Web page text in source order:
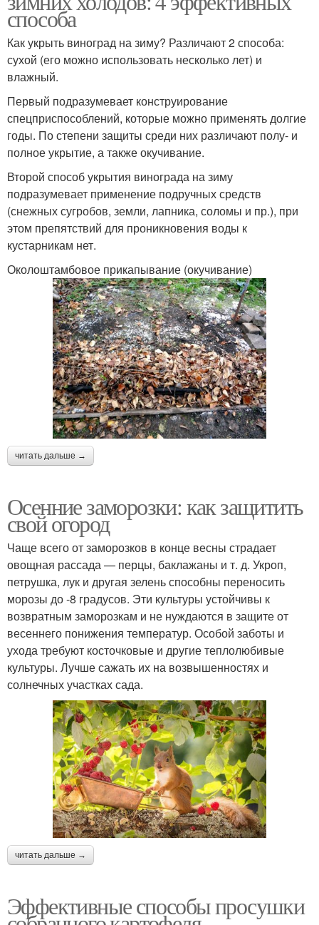
способа
Как укрыть виноград на зиму? Различают 2 способа:
сухой (его можно использовать несколько лет) и
влажный.
Первый подразумевает конструирование
спецприспособлений, которые можно применять долгие
годы. По степени защиты среди них различают полу- и
полное укрытие, а также окучивание.
Второй способ укрытия винограда на зиму
подразумевает применение подручных средств
(снежных сугробов, земли, лапника, соломы и пр.), при
этом препятствий для проникновения воды к
кустарникам нет.
Околоштамбовое прикапывание (окучивание)
читать дальше →
Осенние заморозки: как защитить
свой огород
Чаще всего от заморозков в конце весны страдает
овощная рассада — перцы, баклажаны и т. д. Укроп,
петрушка, лук и другая зелень способны переносить
морозы до -8 градусов. Эти культуры устойчивы к
возвратным заморозкам и не нуждаются в защите от
весеннего понижения температур. Особой заботы и
ухода требуют косточковые и другие теплолюбивые
культуры. Лучше сажать их на возвышенностях и
солнечных участках сада.
читать дальше →
Эффективные способы просушки